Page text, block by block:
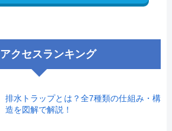
アクセスランキング
排水トラップとは？全7種類の仕組み・構
造を図解で解説！